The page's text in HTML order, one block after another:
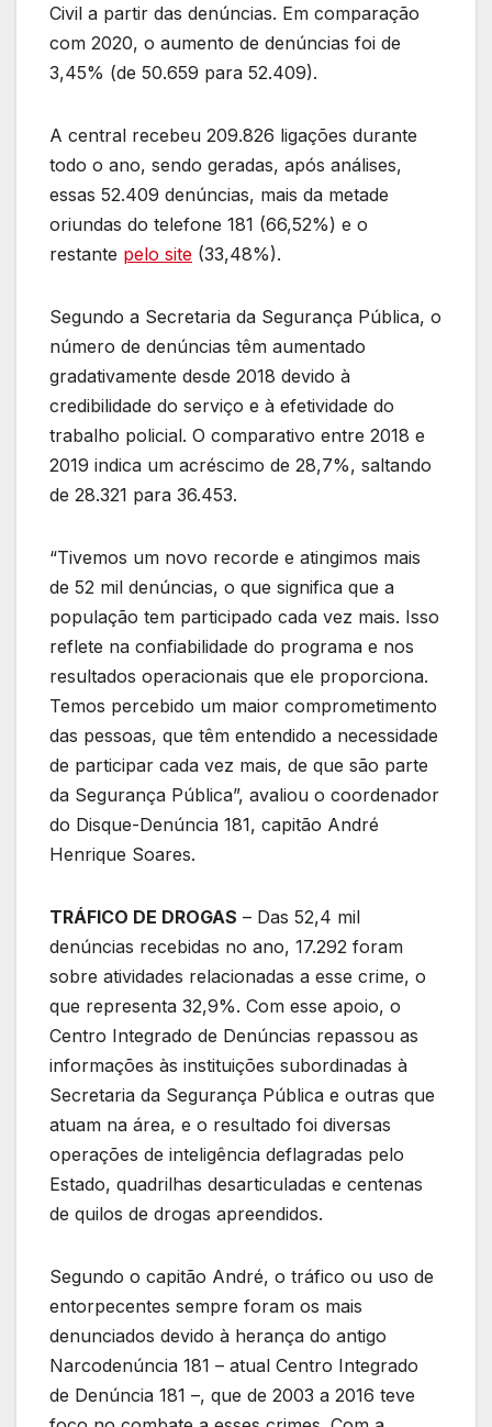
Civil a partir das denúncias. Em comparação
com 2020, o aumento de denúncias foi de
3,45% (de 50.659 para 52.409).
A central recebeu 209.826 ligações durante
todo o ano, sendo geradas, após análises,
essas 52.409 denúncias, mais da metade
oriundas do telefone 181 (66,52%) e o
restante pelo site (33,48%).
Segundo a Secretaria da Segurança Pública, o
número de denúncias têm aumentado
gradativamente desde 2018 devido à
credibilidade do serviço e à efetividade do
trabalho policial. O comparativo entre 2018 e
2019 indica um acréscimo de 28,7%, saltando
de 28.321 para 36.453.
“Tivemos um novo recorde e atingimos mais
de 52 mil denúncias, o que significa que a
população tem participado cada vez mais. Isso
reflete na confiabilidade do programa e nos
resultados operacionais que ele proporciona.
Temos percebido um maior comprometimento
das pessoas, que têm entendido a necessidade
de participar cada vez mais, de que são parte
da Segurança Pública”, avaliou o coordenador
do Disque-Denúncia 181, capitão André
Henrique Soares.
TRÁFICO DE DROGAS – Das 52,4 mil
denúncias recebidas no ano, 17.292 foram
sobre atividades relacionadas a esse crime, o
que representa 32,9%. Com esse apoio, o
Centro Integrado de Denúncias repassou as
informações às instituições subordinadas à
Secretaria da Segurança Pública e outras que
atuam na área, e o resultado foi diversas
operações de inteligência deflagradas pelo
Estado, quadrilhas desarticuladas e centenas
de quilos de drogas apreendidos.
Segundo o capitão André, o tráfico ou uso de
entorpecentes sempre foram os mais
denunciados devido à herança do antigo
Narcodenúncia 181 – atual Centro Integrado
de Denúncia 181 –, que de 2003 a 2016 teve